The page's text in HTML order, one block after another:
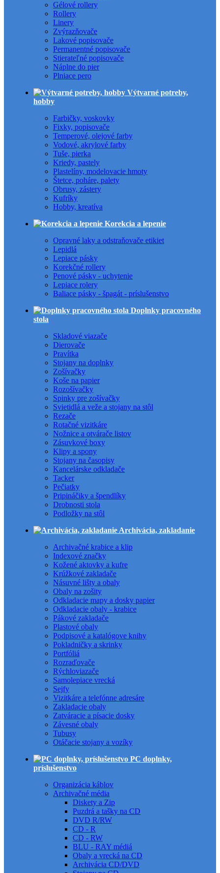
Gélové rollery
Rollery
Linery
Zvýrazňovače
Lakové popisovače
Permanentné popisovače
Stierateľné popisovače
Náplne do pier
Plniace pero
Výtvarné potreby,
hobby
Farbičky, voskovky
Fixky, popisovače
Temperové, olejové farby
Vodové, akrylové farby
Tuše, pierka
Kriedy, pastely
Plastelíny, modelovacie hmoty
Štetce, poháre, palety
Obrusy, zástery
Kufríky
Hobby, kreatíva
Korekcia a lepenie
Opravné laky a odstraňovače etikiet
Lepidlá
Lepiace pásky
Korekčné rollery
Penové pásky - uchytenie
Lepiace rolery
Baliace pásky - špagát - príslušenstvo
Doplnky pracovného
stola
Skladové viazače
Dierovače
Pravítka
Stojany na doplnky
Zošívačky
Koše na papier
Rozošívačky
Spinky pre zošívačky
Svietidlá a veže a stojany na stôl
Rezače
Rotačné vizitkáre
Nožnice a otvárače listov
Zásuvkové boxy
Klipy a spony
Stojany na časopisy
Kancelárske odkladače
Tacker
Pečiatky
Pripináčiky a špendlíky
Drobnosti stola
Podložky na stôl
Archivácia, zakladanie
Archivačné krabice a klip
Indexové značky
Kožené aktovky a kufre
Krúžkové zakladače
Násuvné lišty a obaly
Obaly na zošity
Odkladacie mapy a dosky papier
Odkladacie obaly - krabice
Pákové zakladače
Plastové obaly
Podpisové a katalógove knihy
Pokladničky a skrinky
Portfóliá
Rozraďovače
Rýchloviazače
Samolepiace vrecká
Sejfy
Vizitkáre a telefónne adresáre
Zakladacie obaly
Zatváracie a písacie dosky
Závesné obaly
Tubusy
Otáčacie stojany a vozíky
PC doplnky,
príslušenstvo
Organizácia káblov
Archivačné média
Diskety a Zip
Puzdrá a tašky na CD
DVD R/RW
CD - R
CD - RW
BLU - RAY médiá
Obaly a vrecká na CD
Archivácia CD/DVD